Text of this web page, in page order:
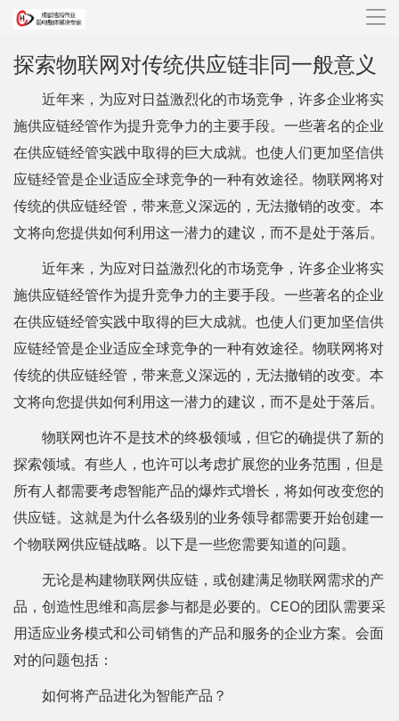
导
探索物联网对传统供应链非同一般意义
近年来，为应对日益激烈化的市场竞争，许多企业将实
施供应链经管作为提升竞争力的主要手段。一些著名的企业
在供应链经管实践中取得的巨大成就。也使人们更加坚信供
应链经管是企业适应全球竞争的一种有效途径。物联网将对
传统的供应链经管，带来意义深远的，无法撤销的改变。本
文将向您提供如何利用这一潜力的建议，而不是处于落后。
近年来，为应对日益激烈化的市场竞争，许多企业将实
施供应链经管作为提升竞争力的主要手段。一些著名的企业
在供应链经管实践中取得的巨大成就。也使人们更加坚信供
应链经管是企业适应全球竞争的一种有效途径。物联网将对
传统的供应链经管，带来意义深远的，无法撤销的改变。本
文将向您提供如何利用这一潜力的建议，而不是处于落后。
物联网也许不是技术的终极领域，但它的确提供了新的
探索领域。有些人，也许可以考虑扩展您的业务范围，但是
所有人都需要考虑智能产品的爆炸式增长，将如何改变您的
供应链。这就是为什么各级别的业务领导都需要开始创建一
个物联网供应链战略。以下是一些您需要知道的问题。
无论是构建物联网供应链，或创建满足物联网需求的产
品，创造性思维和高层参与都是必要的。CEO的团队需要采
用适应业务模式和公司销售的产品和服务的企业方案。会面
对的问题包括：
如何将产品进化为智能产品？